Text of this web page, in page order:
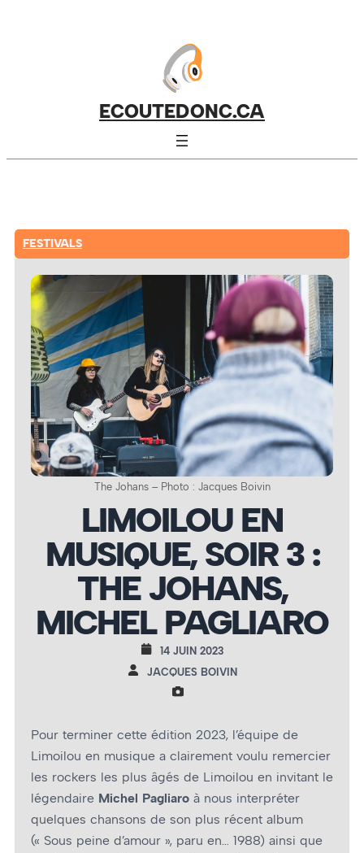
ECOUTEDONC.CA
FESTIVALS
The Johans – Photo : Jacques Boivin
LIMOILOU EN
MUSIQUE, SOIR 3 :
THE JOHANS,
MICHEL PAGLIARO
14 JUIN 2023
JACQUES BOIVIN
Pour terminer cette édition 2023, l’équipe de
Limoilou en musique a clairement voulu remercier
les rockers les plus âgés de Limoilou en invitant le
légendaire Michel Pagliaro à nous interpréter
quelques chansons de son plus récent album
(« Sous peine d’amour », paru en… 1988) ainsi que